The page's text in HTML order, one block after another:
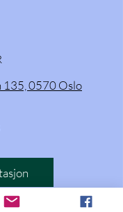
135, 0570 Oslo